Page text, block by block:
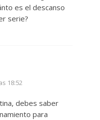
es el descanso
serie?
18:52
debes saber
para